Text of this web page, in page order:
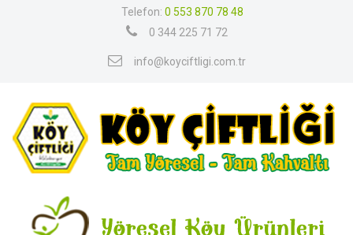
Telefon: 0 553 870 78 48
0 344 225 71 72
info@koyciftligi.com.tr